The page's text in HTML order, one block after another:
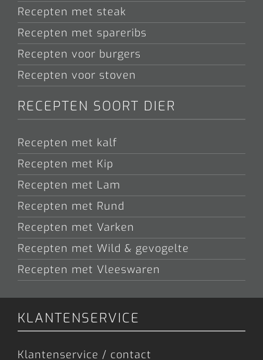
Recepten met steak
Recepten met spareribs
Recepten voor burgers
Recepten voor stoven
RECEPTEN SOORT DIER
Recepten met kalf
Recepten met Kip
Recepten met Lam
Recepten met Rund
Recepten met Varken
Recepten met Wild & gevogelte
Recepten met Vleeswaren
KLANTENSERVICE
Klantenservice / contact